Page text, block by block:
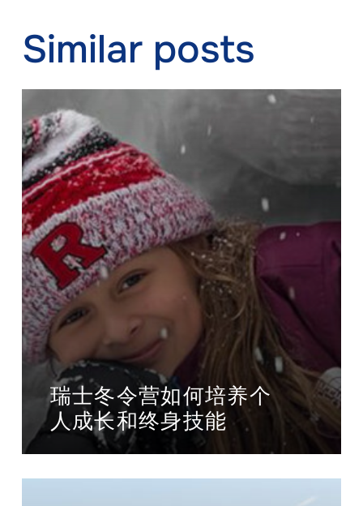
Similar posts
瑞士冬令营如何培养个
人成长和终身技能